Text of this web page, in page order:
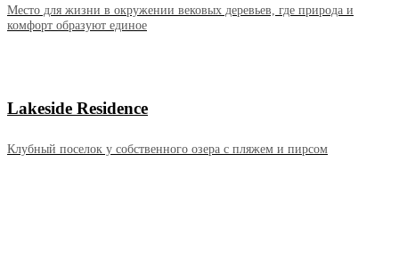
Место для жизни в окружении вековых деревьев, где природа и
комфорт образуют единое
Lakeside Residence
Клубный поселок у собственного озера с пляжем и пирсом